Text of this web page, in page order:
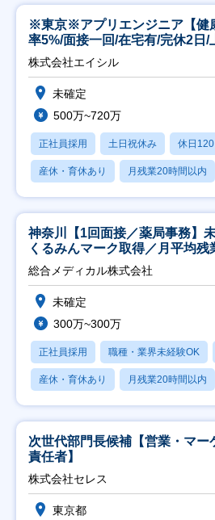
※東京※アプリエンジニア【健
率5%/面接一回/在宅有/完休2日/
株式会社エイシル
未確定
500万~720万
正社員採用 土日祝休み 休日
産休・育休あり 月残業20時間以内
神奈川【1回面接／薬局事務】
くるみんマーク取得／月平均残
総合メディカル株式会社
未確定
300万~300万
正社員採用 職種・業界未経験OK
産休・育休あり 月残業20時間以内
次世代部門長候補【営業・マー
責任者】
株式会社セレス
東京都